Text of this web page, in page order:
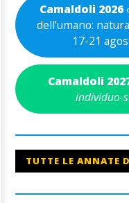
Camaldoli 2026
dell’umano:
17-21
Camaldoli
individuo-
TUTTE LE ANNATE